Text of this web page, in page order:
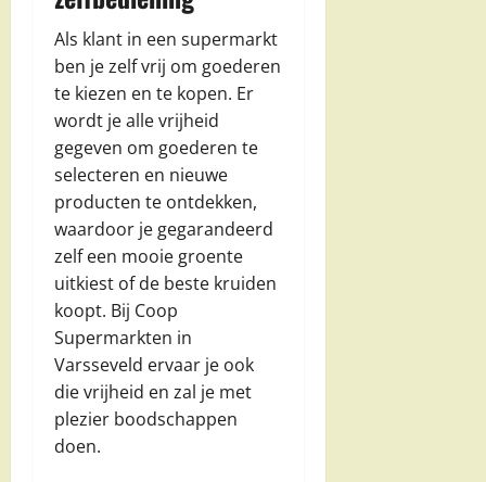
Als klant in een supermarkt
ben je zelf vrij om goederen
te kiezen en te kopen. Er
wordt je alle vrijheid
gegeven om goederen te
selecteren en nieuwe
producten te ontdekken,
waardoor je gegarandeerd
zelf een mooie groente
uitkiest of de beste kruiden
koopt. Bij Coop
Supermarkten in
Varsseveld ervaar je ook
die vrijheid en zal je met
plezier boodschappen
doen.